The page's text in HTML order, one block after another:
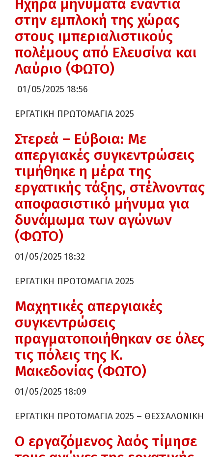
Ηχηρά μηνύματα ενάντια
στην εμπλοκή της χώρας
στους ιμπεριαλιστικούς
πολέμους από Ελευσίνα και
Λαύριο (ΦΩΤΟ)
01/05/2025 18:56
ΕΡΓΑΤΙΚΗ ΠΡΩΤΟΜΑΓΙΑ 2025
Στερεά – Εύβοια: Με
απεργιακές συγκεντρώσεις
τιμήθηκε η μέρα της
εργατικής τάξης, στέλνοντας
αποφασιστικό μήνυμα για
δυνάμωμα των αγώνων
(ΦΩΤΟ)
01/05/2025 18:32
ΕΡΓΑΤΙΚΗ ΠΡΩΤΟΜΑΓΙΑ 2025
Μαχητικές απεργιακές
συγκεντρώσεις
πραγματοποιήθηκαν σε όλες
τις πόλεις της Κ.
Μακεδονίας (ΦΩΤΟ)
01/05/2025 18:09
ΕΡΓΑΤΙΚΗ ΠΡΩΤΟΜΑΓΙΑ 2025 – ΘΕΣΣΑΛΟΝΙΚΗ
Ο εργαζόμενος λαός τίμησε